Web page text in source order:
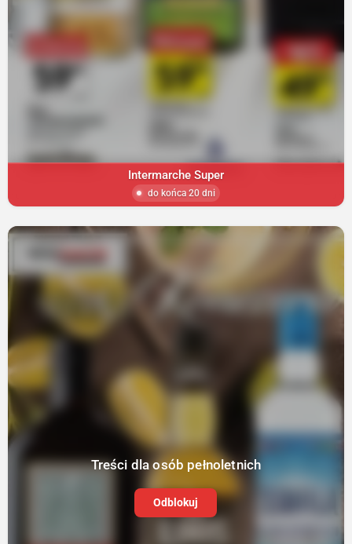
Intermarche Super
do końca 20 dni
Treści dla osób pełnoletnich
Odblokuj